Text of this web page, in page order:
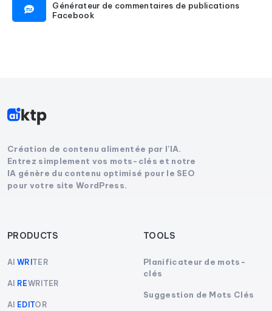
Générateur de commentaires de publications
Facebook
Création de contenu alimentée par l'IA.
Entrez simplement vos mots-clés et notre
IA génère du contenu optimisé pour le SEO
pour votre site WordPress.
PRODUCTS
AI WRI TER
AI REWRITER
AI EDITOR
TOOLS
Planificateur de mots-
clés
Suggestion de Mots Clés